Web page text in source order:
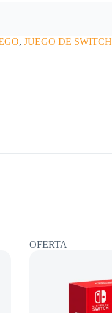
, JUEGO DE SWITCH
OFERTA